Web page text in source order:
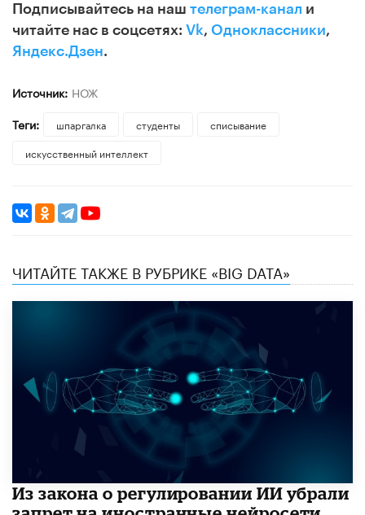
Подписывайтесь на наш телеграм-канал и
читайте нас в соцсетях: Vk, Одноклассники,
Яндекс.Дзен.
Источник: НОЖ
Теги:
шпаргалка студенты
списывание
искусственный интеллект
ЧИТАЙТЕ ТАКЖЕ В РУБРИКЕ «BIG DATA»
Из закона о регулировании ИИ убрали